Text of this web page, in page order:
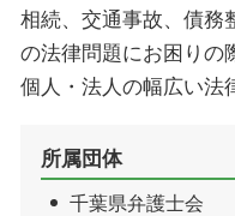
相続、交通事故、債務
の法律問題にお困りの
個人・法人の幅広い法
所属団体
千葉県弁護士会